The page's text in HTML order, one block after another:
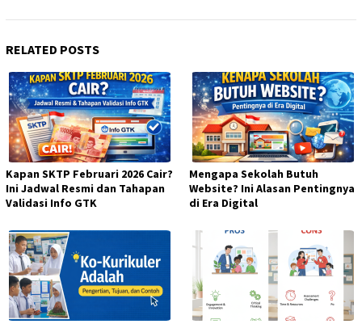
RELATED POSTS
Kapan SKTP Februari 2026 Cair?
Ini Jadwal Resmi dan Tahapan
Validasi Info GTK
Mengapa Sekolah Butuh
Website? Ini Alasan Pentingnya
di Era Digital